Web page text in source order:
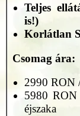
Teljes
is!)
Korlátlan
Csomag ára:
2990 RON
5980
éjszaka